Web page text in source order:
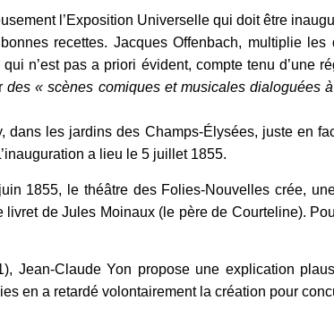
l’Exposition Universelle qui doit être
recettes. Jacques Offenbach, multiplie
n’est pas a priori évident, compte tenu d’une
des « scènes comiques et musicales dialoguées
les jardins des Champs-Élysées, juste en
a lieu le 5 juillet 1855.
1855, le théâtre des Folies-Nouvelles crée,
livret de Jules Moinaux (le père de Courteline).
Jean-Claude Yon propose une explication
en a retardé volontairement la création pour